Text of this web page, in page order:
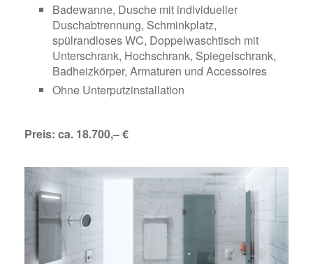
Badewanne, Dusche mit individueller
Duschabtrennung, Schminkplatz,
spülrandloses WC, Doppelwaschtisch mit
Unterschrank, Hochschrank, Spiegelschrank,
Badheizkörper, Armaturen und Accessoires
Ohne Unterputzinstallation
Preis: ca. 18.700,– €